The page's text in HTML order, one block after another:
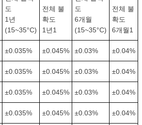
도
1년
(15~35°C)
전체 불
확도
1년1
도
6개월
(15~35°C)
전체 불
확도
6개월1
±0.035% ±0.045% ±0.03% ±0.04%
±0.035% ±0.045% ±0.03% ±0.04%
±0.035% ±0.045% ±0.03% ±0.04%
±0.035% ±0.045% ±0.03% ±0.04%